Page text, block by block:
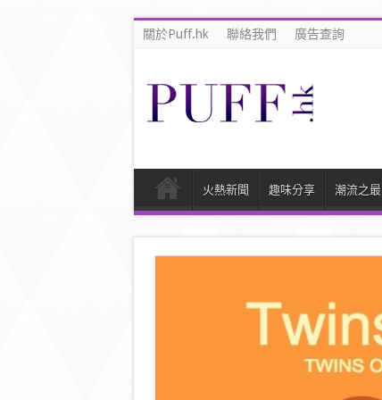
關於Puff.hk 聯絡我們 廣告查詢
火熱新聞 趣味分享 潮流之最